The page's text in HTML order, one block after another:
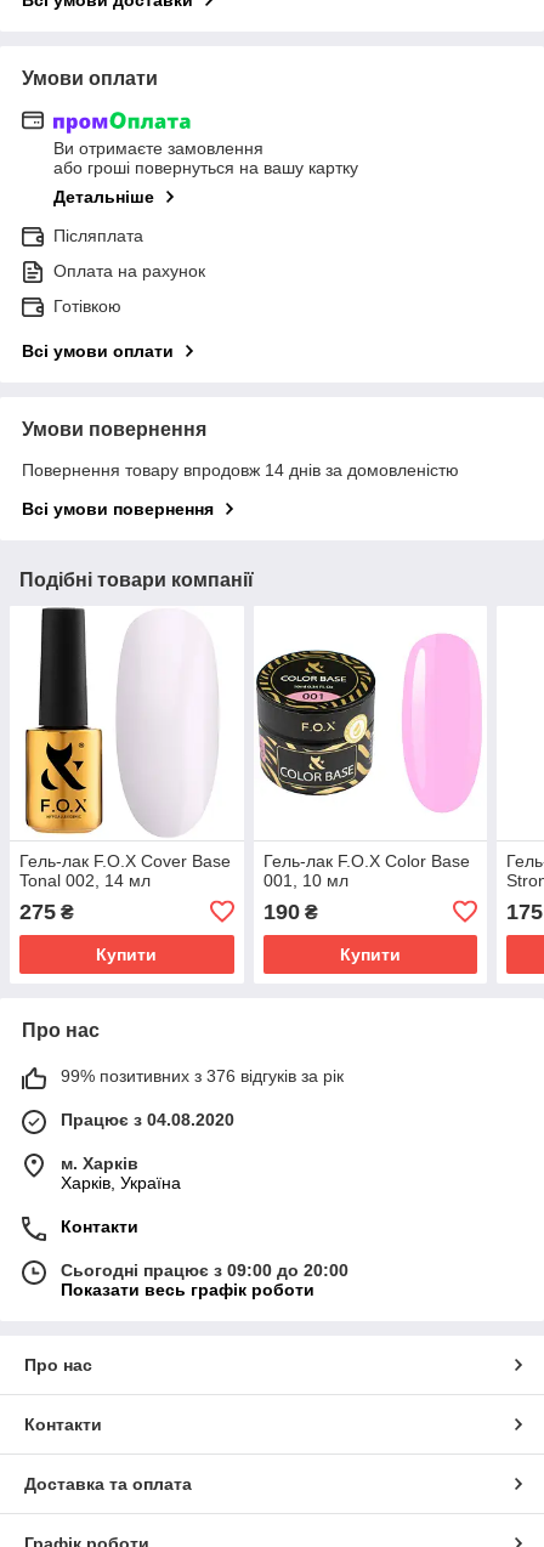
Умови оплати
Ви отримаєте замовлення
або гроші повернуться на вашу картку
Детальніше
Післяплата
Оплата на рахунок
Готівкою
Всі умови оплати
Умови повернення
Повернення товару впродовж 14 днів за домовленістю
Всі умови повернення
Подібні товари компанії
Гель-лак F.O.X Cover Base
Tonal 002, 14 мл
275 ₴
Купити
Гель-лак F.O.X Color Base
001, 10 мл
190₴
Купити
175
Про нас
99% позитивних з 376 відгуків за рік
Працює з 04.08.2020
м. Харків
Харків, Україна
Контакти
Сьогодні працює з 09:00 до 20:00
Показати весь графік роботи
Про нас
Контакти
Доставка та оплата